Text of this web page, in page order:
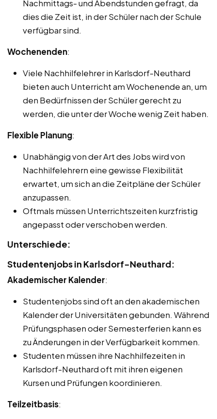
Nachmittags- und Abendstunden gefragt, da
dies die Zeit ist, in der Schüler nach der Schule
verfügbar sind.
Wochenenden:
Viele Nachhilfelehrer in Karlsdorf-Neuthard
bieten auch Unterricht am Wochenende an, um
den Bedürfnissen der Schüler gerecht zu
werden, die unter der Woche wenig Zeit haben.
Flexible Planung:
Unabhängig von der Art des Jobs wird von
Nachhilfelehrern eine gewisse Flexibilität
erwartet, um sich an die Zeitpläne der Schüler
anzupassen.
Oftmals müssen Unterrichtszeiten kurzfristig
angepasst oder verschoben werden.
Unterschiede:
Studentenjobs in Karlsdorf-Neuthard:
Akademischer Kalender:
Studentenjobs sind oft an den akademischen
Kalender der Universitäten gebunden. Während
Prüfungsphasen oder Semesterferien kann es
zu Änderungen in der Verfügbarkeit kommen.
Studenten müssen ihre Nachhilfezeiten in
Karlsdorf-Neuthard oft mit ihren eigenen
Kursen und Prüfungen koordinieren.
Teilzeitbasis: